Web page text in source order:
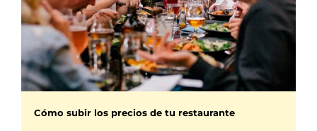
Cómo subir los precios de tu restaurante